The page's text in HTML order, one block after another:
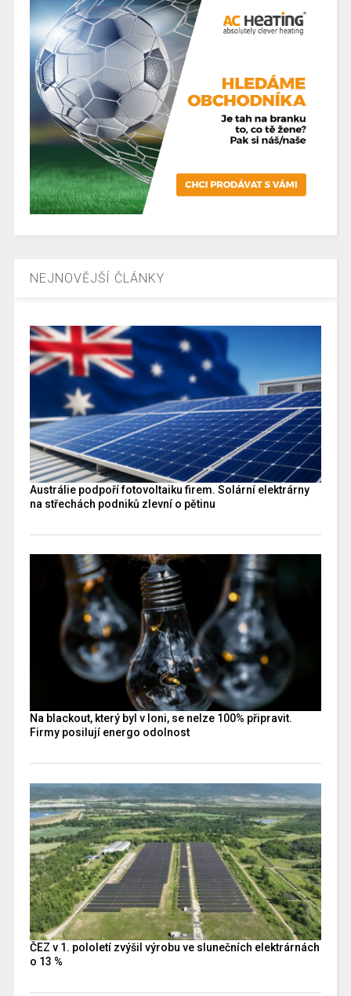
NEJNOVĚJŠÍ ČLÁNKY
Austrálie podpoří fotovoltaiku firem. Solární elektrárny
na střechách podniků zlevní o pětinu
Na blackout, který byl v loni, se nelze 100% připravit.
Firmy posilují energo odolnost
ČEZ v 1. pololetí zvýšil výrobu ve slunečních elektrárnách
o 13 %